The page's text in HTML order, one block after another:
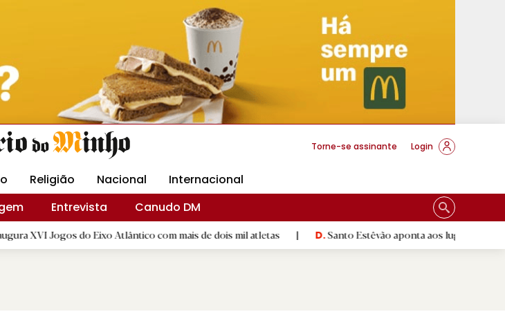
DM Livraria DM Arquidiocese Braga
Torne-se assinante Login
Religião Nacional
Internacional
Entrevista
Canudo DM
do Eixo Atlântico com mais de dois mil atletas | D.Santo Estêvão aponta aos lugares cimeiros da